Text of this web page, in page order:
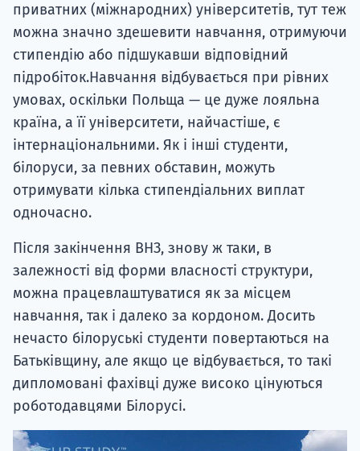
приватних (міжнародних) університетів, тут теж
можна значно здешевити навчання, отримуючи
стипендію або підшукавши відповідний
підробіток.Навчання відбувається при рівних
умовах, оскільки Польща — це дуже лояльна
країна, а її університети, найчастіше, є
інтернаціональними. Як і інші студенти,
білоруси, за певних обставин, можуть
отримувати кілька стипендіальних виплат
одночасно.
Після закінчення ВНЗ, знову ж таки, в
залежності від форми власності структури,
можна працевлаштуватися як за місцем
навчання, так і далеко за кордоном. Досить
нечасто білоруські студенти повертаються на
Батьківщину, але якщо це відбувається, то такі
дипломовані фахівці дуже високо цінуються
роботодавцями Білорусі.